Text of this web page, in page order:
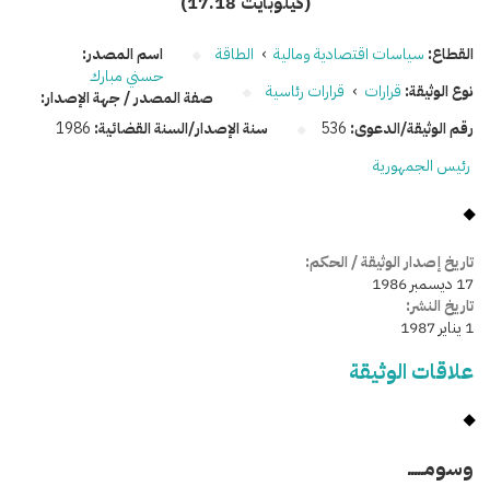
القطاع: سياسات اقتصادية ومالية › الطاقة
نوع الوثيقة: قرارات › قرارات رئاسية
رقم الوثيقة/الدعوى: 536 سنة الإصدار/السنة القضائية: 1986
اسم المصدر:
حسني مبارك
صفة المصدر / جهة الإصدار:
رئيس الجمهورية
تاريخ إصدار الوثيقة / الحكم:
17 ديسمبر 1986
تاريخ النشر:
1 يناير 1987
علاقات الوثيقة
وسومـــــ